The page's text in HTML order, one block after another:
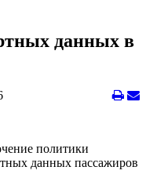
данных в
политики
данных пассажиров